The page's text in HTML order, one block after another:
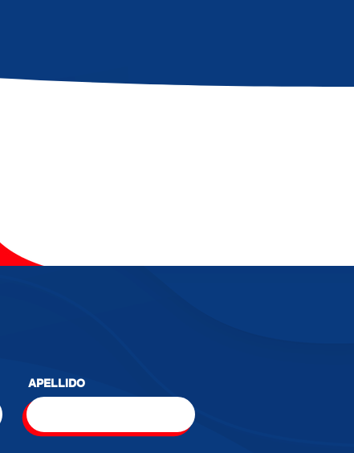
APELLIDO